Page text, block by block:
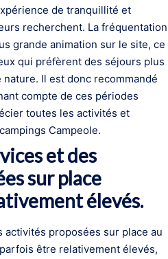
de tranquillité et
recherchent. La fréquentation
grande animation sur le site, ce
qui préfèrent des séjours plus
Il est donc recommandé
compte de ces périodes
toutes les activités et
Campeole.
et des
sur place
élevés.
activités proposées sur place au
être relativement élevés,